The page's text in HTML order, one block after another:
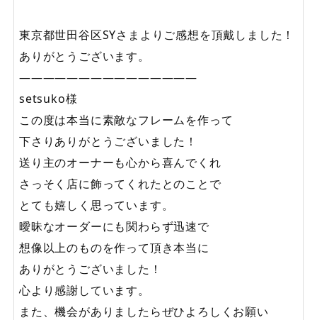
東京都世田谷区SYさまよりご感想を頂戴しました！
ありがとうございます。
———————————————
setsuko様
この度は本当に素敵なフレームを作って
下さりありがとうございました！
送り主のオーナーも心から喜んでくれ
さっそく店に飾ってくれたとのことで
とても嬉しく思っています。
曖昧なオーダーにも関わらず迅速で
想像以上のものを作って頂き本当に
ありがとうございました！
心より感謝しています。
また、機会がありましたらぜひよろしくお願い